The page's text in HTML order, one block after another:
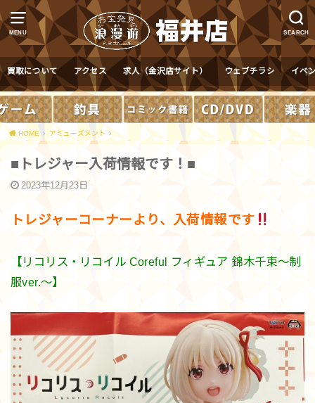
MENU SEARCH
買取について アクセス 求人（金沢店サイト） ウェブチラシ イベ
HOME アミューズメント
■トレジャー入荷情報です！■
2023年12月23日
トレジャーコーナーより、入荷情報です
【リコリス・リコイル Coreful フィギュア 錦木千束～制
服ver.～】